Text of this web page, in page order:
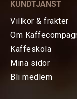
HEM
vilken
maskinen
filterkorg
KUNDTJÄNST
Villkor & frakter
Om
Kaffeskola
Mina sidor
Bli medlem